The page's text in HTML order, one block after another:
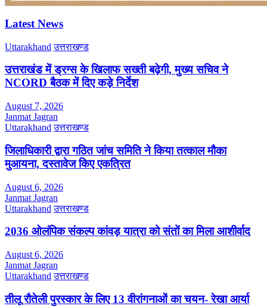
Latest News
Uttarakhand उत्तराखण्ड
उत्तराखंड में ड्रग्स के खिलाफ सख्ती बढ़ेगी, मुख्य सचिव ने
NCORD बैठक में दिए कड़े निर्देश
August 7, 2026
Janmat Jagran
Uttarakhand उत्तराखण्ड
जिलाधिकारी द्वारा गठित जांच समिति ने किया तत्काल मौका
मुआयना, दस्तावेज किए एकत्रित
August 6, 2026
Janmat Jagran
Uttarakhand उत्तराखण्ड
2036 ओलंपिक संकल्प कांवड़ यात्रा को संतों का मिला आशीर्वाद
August 6, 2026
Janmat Jagran
Uttarakhand उत्तराखण्ड
तीलू रौतेली पुरस्कार के लिए 13 वीरांगनाओं का चयन- रेखा आर्या